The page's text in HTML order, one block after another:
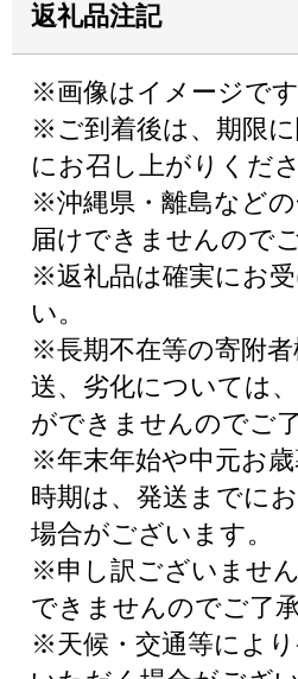
返礼品注記
※画像はイメージです
※ご到着後は、期限
にお召し上がりくださ
※沖縄県・離島など
届けできませんので
※返礼品は確実にお
い。
※長期不在等の寄附
送、劣化については
ができませんのでご
※年末年始や中元お
時期は、発送までに
場合がございます。
※申し訳ございませ
できませんのでご了
※天候・交通等によ